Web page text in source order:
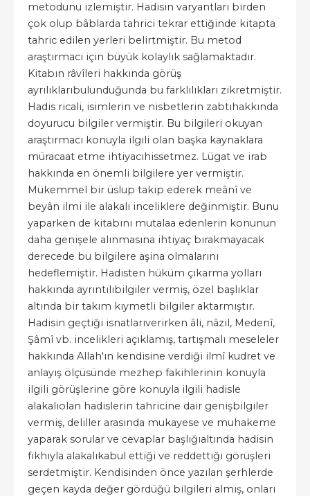
metodunu izlemiştir. Hadisin varyantları birden
çok olup bâblarda tahrici tekrar ettiğinde kitapta
tahric edilen yerleri belirtmiştir. Bu metod
araştırmacı için büyük kolaylık sağlamaktadır.
Kitabın râvîleri hakkında görüş
ayrılıklarıbulunduğunda bu farklılıkları zikretmiştir.
Hadis ricali, isimlerin ve nisbetlerin zabtıhakkında
doyurucu bilgiler vermiştir. Bu bilgileri okuyan
araştırmacı konuyla ilgili olan başka kaynaklara
müracaat etme ihtiyacıhissetmez. Lügat ve irab
hakkında en önemli bilgilere yer vermiştir.
Mükemmel bir üslup takip ederek meânî ve
beyân ilmi ile alakalı inceliklere değinmiştir. Bunu
yaparken de kitabını mutalaa edenlerin konunun
daha genişele alınmasına ihtiyaç bırakmayacak
derecede bu bilgilere aşina olmalarını
hedeflemiştir. Hadisten hüküm çıkarma yolları
hakkında ayrıntılıbilgiler vermiş, özel başlıklar
altında bir takım kıymetli bilgiler aktarmıştır.
Hadisin geçtiği isnatlarıverirken âli, nâzil, Medenî,
Şâmî vb. incelikleri açıklamış, tartışmalı meseleler
hakkında Allah'ın kendisine verdiği ilmî kudret ve
anlayış ölçüsünde mezhep fakihlerinin konuyla
ilgili görüşlerine göre konuyla ilgili hadisle
alakalıolan hadislerin tahricine dair genişbilgiler
vermiş, deliller arasında mukayese ve muhakeme
yaparak sorular ve cevaplar başlığıaltında hadisin
fıkhıyla alakalıkabul ettiği ve reddettiği görüşleri
serdetmiştir. Kendisinden önce yazılan şerhlerde
geçen kayda değer gördüğü bilgileri almış, onları